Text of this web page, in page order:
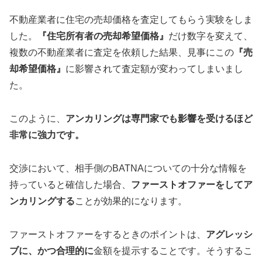
不動産業者に住宅の売却価格を査定してもらう実験をしま
した。
『住宅所有者の売却希望価格』 だけ数字を変えて、
複数の不動産業者に査定を依頼した結果、見事にこの 『売
却希望価格』 に影響されて査定額が変わってしまいまし
た。
このように、 アンカリングは専門家でも影響を受けるほど
非常に強力です。
交渉において、相手側のBATNAについての十分な情報を
持っていると確信した場合、 ファーストオファーをしてア
ンカリングすることが効果的になります。
ファーストオファーをするときのポイントは、 アグレッシ
ブに、かつ合理的に金額を提示することです。そうするこ